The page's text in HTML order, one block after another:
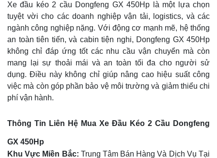
Xe đầu kéo 2 cầu Dongfeng GX 450Hp là một lựa chọn
tuyệt vời cho các doanh nghiệp vận tải, logistics, và các
ngành công nghiệp nặng. Với động cơ mạnh mẽ, hệ thống
an toàn tiên tiến, và cabin tiện nghi, Dongfeng GX 450Hp
không chỉ đáp ứng tốt các nhu cầu vận chuyển mà còn
mang lại sự thoải mái và an toàn tối đa cho người sử
dụng. Điều này không chỉ giúp nâng cao hiệu suất công
việc mà còn góp phần bảo vệ môi trường và giảm thiểu chi
phí vận hành.
Thông Tin Liên Hệ Mua Xe Đầu Kéo 2 Cầu Dongfeng
GX 450Hp
Khu Vực Miền Bắc: Trung Tâm Bán Hàng Và Dịch Vụ Tại